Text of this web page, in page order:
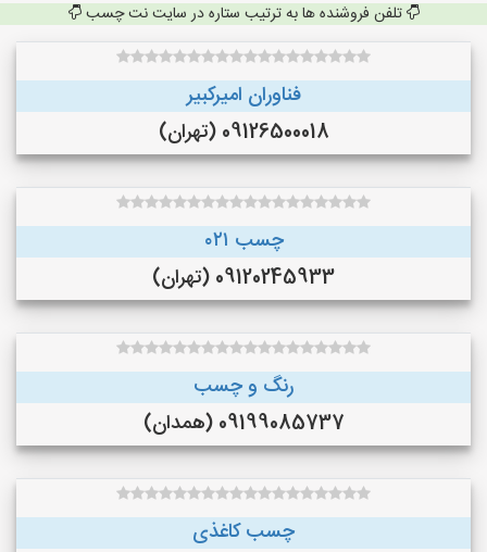
تلفن فروشنده ها به ترتیب ستاره در سایت نت چسب
فناوران امیرکبیر
09126500018 (تهران)
چسب ۰۲۱
09120245933 (تهران)
رنگ و چسب
09199085737 (همدان)
چسب کاغذی